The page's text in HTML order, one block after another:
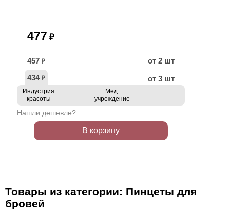
477 ₽
457 ₽
от 2 шт
434 ₽ от 3 шт
Индустрия
красоты
Мед.
учреждение
Нашли дешевле?
В корзину
Товары из категории: Пинцеты для
бровей